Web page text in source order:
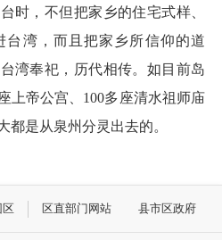
，不但把家乡的住宅式样、
台湾，而且把家乡所信仰的道
湾奉祀，历代相传。如目前岛
上帝公宫、100多座清水祖师庙
都是从泉州分灵出去的。
区 区直部门网站 县市区政府